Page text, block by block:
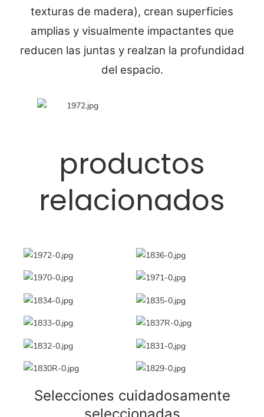
texturas de madera), crean superficies
amplias y visualmente impactantes que
reducen las juntas y realzan la profundidad
del espacio.
productos
relacionados
Selecciones cuidadosamente